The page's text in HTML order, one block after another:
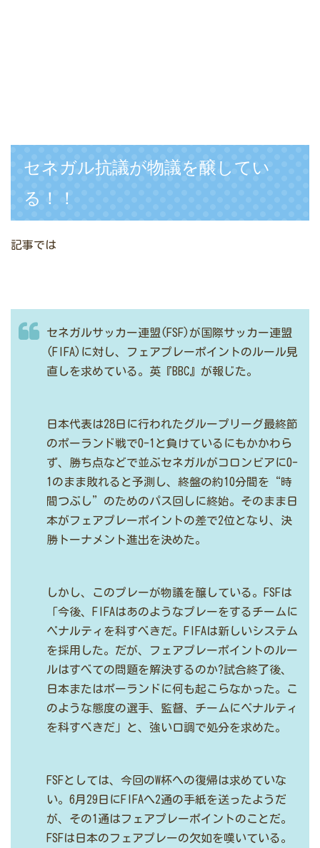
セネガル抗議が物議を醸してい
る！！
記事では
セネガルサッカー連盟(FSF)が国際サッカー連盟
(FIFA)に対し、フェアプレーポイントのルール見
直しを求めている。英『BBC』が報じた。
日本代表は28日に行われたグループリーグ最終節
のポーランド戦で0-1と負けているにもかかわら
ず、勝ち点などで並ぶセネガルがコロンビアに0-
1のまま敗れると予測し、終盤の約10分間を“時
間つぶし”のためのパス回しに終始。そのまま日
本がフェアプレーポイントの差で2位となり、決
勝トーナメント進出を決めた。
しかし、このプレーが物議を醸している。FSFは
「今後、FIFAはあのようなプレーをするチームに
ペナルティを科すべきだ。FIFAは新しいシステム
を採用した。だが、フェアプレーポイントのルー
ルはすべての問題を解決するのか?試合終了後、
日本またはポーランドに何も起こらなかった。こ
のような態度の選手、監督、チームにペナルティ
を科すべきだ」と、強い口調で処分を求めた。
FSFとしては、今回のW杯への復帰は求めていな
い。6月29日にFIFAへ2通の手紙を送ったようだ
が、その1通はフェアプレーポイントのことだ。
FSFは日本のフェアプレーの欠如を嘆いている。